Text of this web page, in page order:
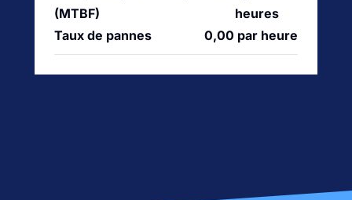
(MTBF)
heures
Taux de pannes
0,00 par heure